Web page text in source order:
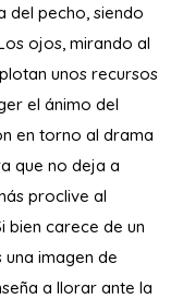
del pecho, siendo
ojos, mirando al
unos recursos
el ánimo del
en torno al drama
que no deja a
proclive al
bien carece de un
imagen de
a llorar ante la